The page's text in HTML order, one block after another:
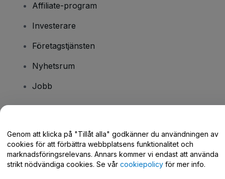
Affiliate-program
Investerare
Företagstjänsten
Nyhetsrum
Jobb
Hjälpcenter / Kontakta oss
Genom att klicka på "Tillåt alla" godkänner du användningen av
cookies för att förbättra webbplatsens funktionalitet och
marknadsföringsrelevans. Annars kommer vi endast att använda
strikt nödvändiga cookies. Se vår cookiepolicy för mer info.